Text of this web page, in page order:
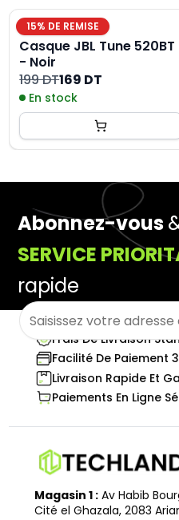
15% DE REMISE
Casque JBL Tune 520BT
- Noir
199 DT169 DT
En stock
Abonnez-vous
SERVICE
rapide
Frais De Livraison
Facilité De Paiement
Livraison Rapide Et
Paiements En Ligne
Magasin 1 : Av Habib
Cité el Ghazala, 2083